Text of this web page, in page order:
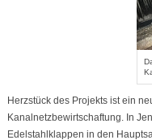
Herzstück des Projekts ist ein
Kanalnetzbewirtschaftung. In
Edelstahlklappen in den